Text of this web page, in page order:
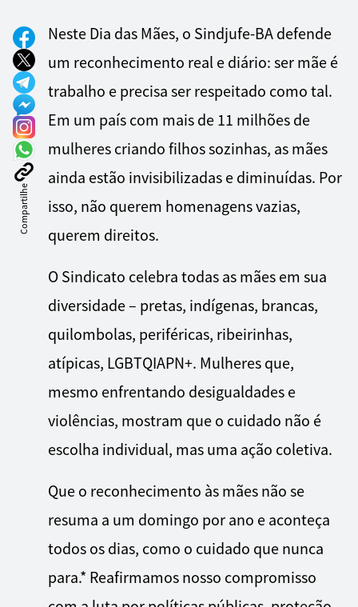
Compartilhe
Neste Dia das Mães, o Sindjufe-BA defende
um reconhecimento real e diário: ser mãe é
trabalho e precisa ser respeitado como tal.
Em um país com mais de 11 milhões de
mulheres criando filhos sozinhas, as mães
ainda estão invisibilizadas e diminuídas. Por
isso, não querem homenagens vazias,
querem direitos.
O Sindicato celebra todas as mães em sua
diversidade – pretas, indígenas, brancas,
quilombolas, periféricas, ribeirinhas,
atípicas, LGBTQIAPN+. Mulheres que,
mesmo enfrentando desigualdades e
violências, mostram que o cuidado não é
escolha individual, mas uma ação coletiva.
Que o reconhecimento às mães não se
resuma a um domingo por ano e aconteça
todos os dias, como o cuidado que nunca
para.* Reafirmamos nosso compromisso